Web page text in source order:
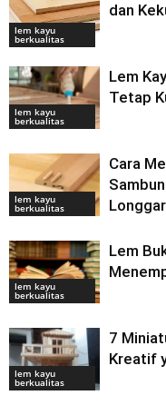
lem kayu
berkualitas
dan
lem kayu
berkualitas
Lem
Tetap
lem kayu
berkualitas
Cara
Longgar
lem kayu
berkualitas
Lem
lem kayu
berkualitas
7
Kreatif